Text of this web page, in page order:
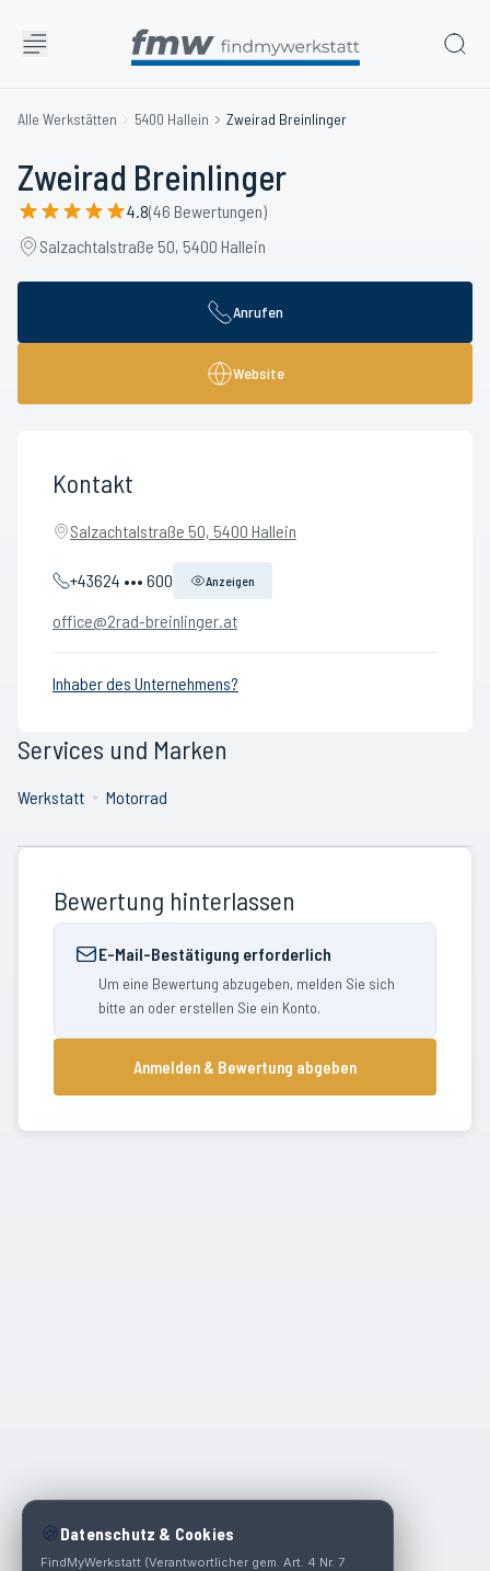
Alle Werkstätten 5400 Hallein Zweirad Breinlinger
Zweirad Breinlinger
4.8(46 Bewertungen)
Salzachtalstraße 50, 5400 Hallein
Anrufen
Website
Kontakt
Salzachtalstraße 50, 5400 Hallein
+43624 ••• 600 Anzeigen
office@2rad-breinlinger.at
Inhaber des Unternehmens?
Services und Marken
Werkstatt Motorrad
Bewertung hinterlassen
E-Mail-Bestätigung erforderlich
Um eine Bewertung abzugeben, melden Sie sich
bitte an oder erstellen Sie ein Konto.
Anmelden & Bewertung abgeben
🍪 Datenschutz & Cookies
FindMyWerkstatt (Verantwortlicher gem. Art. 4 Nr. 7